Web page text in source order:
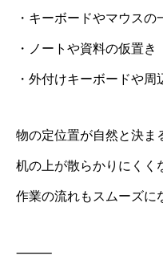
・キーボードやマウスの
・ノートや資料の仮置き
・外付けキーボードや周
物の定位置が自然と決ま
机の上が散らかりにくく
作業の流れもスムーズに
⸻